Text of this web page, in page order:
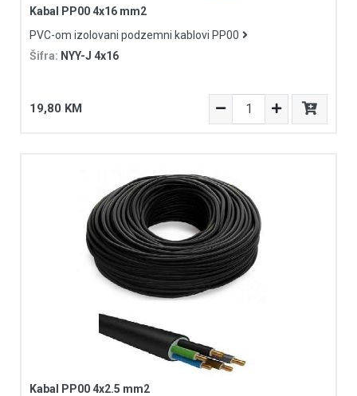
Kabal PP00 4x16 mm2
PVC-om izolovani podzemni kablovi PP00
Šifra: NYY-J 4x16
19,80 KM
Kabal PP00 4x2.5 mm2